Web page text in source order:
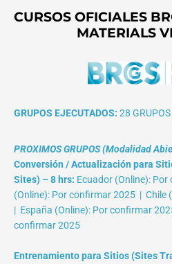
CURSOS OFICIALES
MATERIALS
GRUPOS EJECUTADOS: 28
PROXIMOS GRUPOS (Modalidad
Conversión / Actualización para
Sites) – 8 hrs: Ecuador (Online):
(Online): Por confirmar 2025 | Chile
| España (Online): Por confirmar
confirmar 2025
Entrenamiento para Sitios (Sites